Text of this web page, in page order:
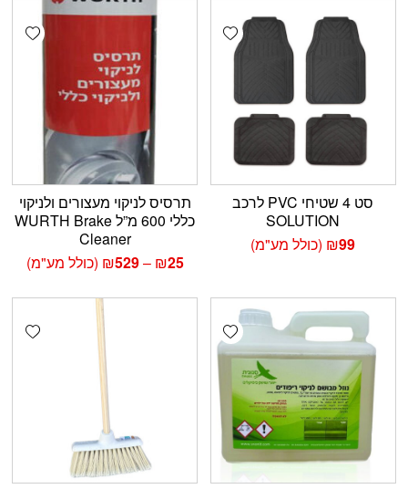
Add wishlist
סט 4 שטיחי PVC לרכב
SOLUTION
₪99 (כולל מע"מ)
תרסיס לניקוי מעצורים ולניקוי
כללי 600 מ”ל WURTH Brake
Cleaner
₪25
–
₪529
טווח
⁦₪25⁩
עד
(כולל מע"מ)
Add wishlist